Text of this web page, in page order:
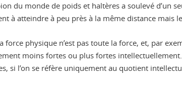
du monde de poids et haltères a soulevé d’un
à atteindre à peu près à la même distance mais
force physique n’est pas toute la force, et, par
moins fortes ou plus fortes
si l’on se réfère uniquement au quotient